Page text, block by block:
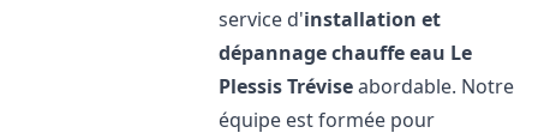
service d'installation et
dépannage chauffe eau Le
Plessis Tréviseabordable. Notre
équipe est formée pour